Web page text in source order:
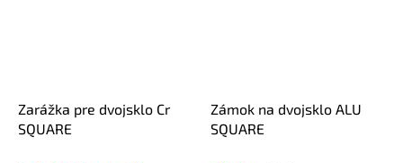
Zarážka pre dvojsklo Cr
SQUARE
Zámok na dvojsklo ALU
SQUARE